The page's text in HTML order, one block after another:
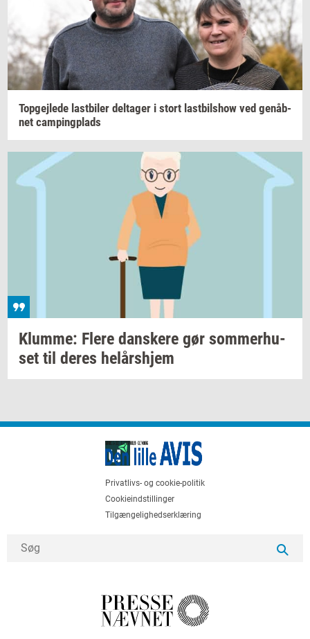
Top­gej­le­de last­bi­ler del­ta­ger i stort last­bils­how ved genåb­
net cam­ping­plads
Klum­me: Flere dan­ske­re gør som­mer­hu­
set til deres helårs­hjem
Privatlivs- og cookie-politik
Cookieindstillinger
Tilgængelighedserklæring